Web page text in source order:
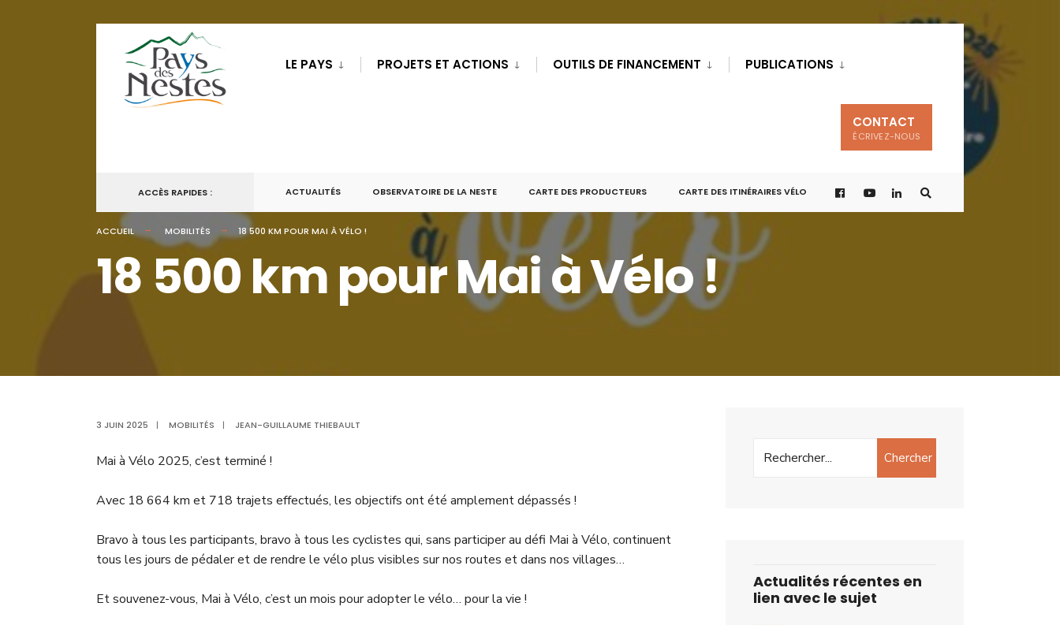
LE PAYS PROJETS ET ACTIONS OUTILS DE FINANCEMENT PUBLICATIONS
CONTACT
ÉCRIVEZ-NOUS
ACCÈS RAPIDES : ACTUALITÉS OBSERVATOIRE DE LA NESTE CARTE DES PRODUCTEURS CARTE DES ITINÉRAIRES VÉLO
ACCUEIL MOBILITÉS 18 500 KM POUR MAI À VÉLO !
18 500 km pour Mai à Vélo !
3 JUIN 2025 | MOBILITÉS | JEAN-GUILLAUME THIEBAULT
Mai à Vélo 2025, c’est terminé !
Avec 18 664 km et 718 trajets effectués, les objectifs ont été amplement dépassés !
Bravo à tous les participants, bravo à tous les cyclistes qui, sans participer au défi Mai à Vélo, continuent
tous les jours de pédaler et de rendre le vélo plus visibles sur nos routes et dans nos villages…
Et souvenez-vous, Mai à Vélo, c’est un mois pour adopter le vélo… pour la vie !
Chercher
Actualités récentes en
lien avec le sujet